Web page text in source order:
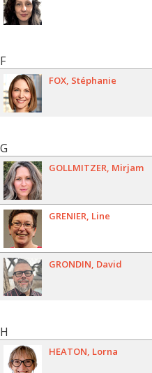
F
FOX Stéphanie
G
GOLLMITZER Mirjam
GRENIER Line
GRONDIN David
H
HEATON Lorna